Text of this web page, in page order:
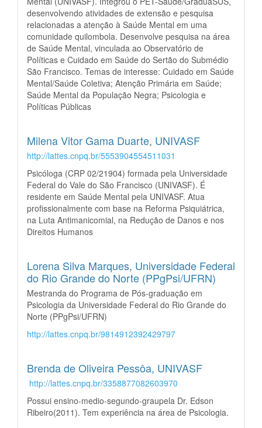
desenvolvendo atividades de extensão e pesquisa
relacionadas a atenção à Saúde Mental em uma
comunidade quilombola. Desenvolve pesquisa na área
de Saúde Mental, vinculada ao Observatório de
Políticas e Cuidado em Saúde do Sertão do Submédio
São Francisco. Temas de interesse: Cuidado em Saúde
Mental/Saúde Coletiva; Atenção Primária em Saúde;
Saúde Mental da População Negra; Psicologia e
Políticas Públicas
Milena Vitor Gama Duarte, UNIVASF
http://lattes.cnpq.br/5553904554511031
Psicóloga (CRP 02/21904) formada pela Universidade
Federal do Vale do São Francisco (UNIVASF). É
residente em Saúde Mental pela UNIVASF. Atua
profissionalmente com base na Reforma Psiquiátrica,
na Luta Antimanicomial, na Redução de Danos e nos
Direitos Humanos
Lorena Silva Marques, Universidade Federal
do Rio Grande do Norte (PPgPsi/UFRN)
Mestranda do Programa de Pós-graduação em
Psicologia da Universidade Federal do Rio Grande do
Norte (PPgPsi/UFRN)
http://lattes.cnpq.br/9814912392429797
Brenda de Oliveira Pessôa, UNIVASF
http://lattes.cnpq.br/3358877082603970
Possui ensino-medio-segundo-graupela Dr. Edson
Ribeiro(2011). Tem experiência na área de Psicologia.